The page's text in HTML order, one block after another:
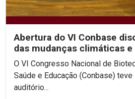
Abertura do VI Conbase
das mudanças climáticas
projeto de...
O VI Congresso Nacional de
Saúde e Educação (Conbase)
auditório...